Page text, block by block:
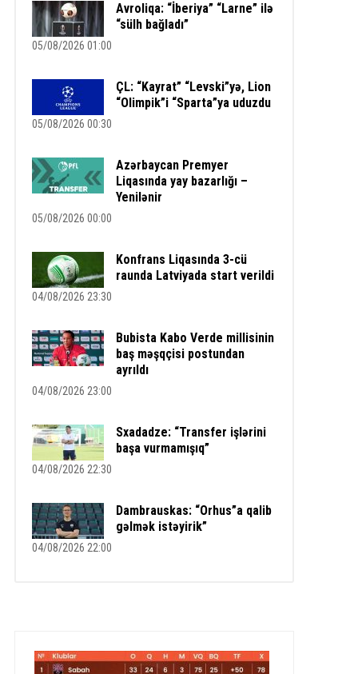
Avroliqa: “İberiya” “Larne” ilə
“sülh bağladı”
05/08/2026 01:00
ÇL: “Kayrat” “Levski”yə, Lion
“Olimpik”i “Sparta”ya uduzdu
05/08/2026 00:30
Azərbaycan Premyer
Liqasında yay bazarlığı –
Yenilənir
05/08/2026 00:00
Konfrans Liqasında 3-cü
raunda Latviyada start verildi
04/08/2026 23:30
Bubista Kabo Verde millisinin
baş məşqçisi postundan
ayrıldı
04/08/2026 23:00
Sxadadze: “Transfer işlərini
başa vurmamışıq”
04/08/2026 22:30
Dambrauskas: “Orhus”a qalib
gəlmək istəyirik”
04/08/2026 22:00